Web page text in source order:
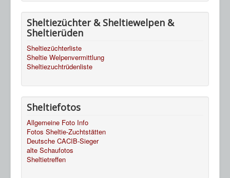
Sheltiezüchter & Sheltiewelpen &
Sheltierüden
Sheltiezüchterliste
Sheltie Welpenvermittlung
Sheltiezuchtrüdenliste
Sheltiefotos
Allgemeine Foto Info
Fotos Sheltie-Zuchtstätten
Deutsche CACIB-Sieger
alte Schaufotos
Sheltietreffen